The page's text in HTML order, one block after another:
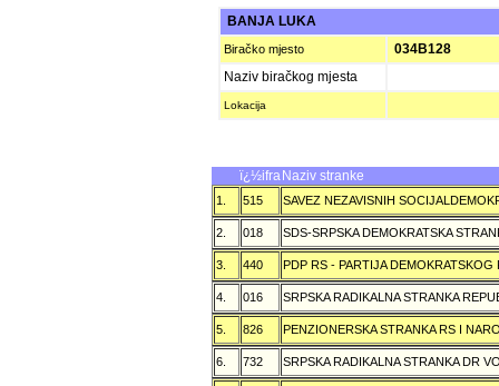
BANJA LUKA
Biračko mjesto
034B128
Naziv biračkog mjesta
Lokacija
ï¿½ifra Naziv stranke
1. 515 SAVEZ NEZAVISNIH
2. 018 SDS-SRPSKA DEMOKRATSKA
3. 440 PDP RS - PARTIJA
4. 016 SRPSKA RADIKALNA STRANKA
5. 826 PENZIONERSKA STRANKA RS I
6. 732 SRPSKA RADIKALNA STRANKA DR